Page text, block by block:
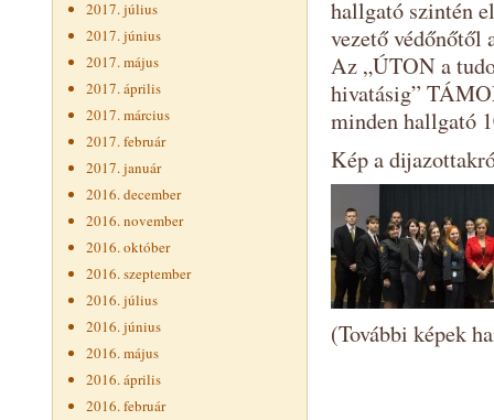
2017. július
2017. június
2017. május
2017. április
2017. március
2017. február
2017. január
2016. december
2016. november
2016. október
2016. szeptember
2016. július
2016. június
2016. május
2016. április
2016. február
hallgató szintén
vezető védőnőtől
Az „ÚTON a
hivatásig”
minden hallgató
Kép a
(További képek